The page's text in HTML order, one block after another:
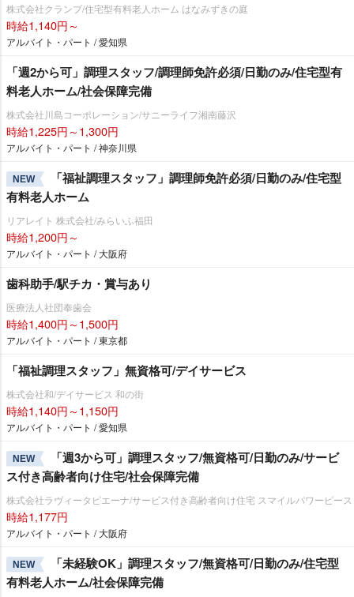
株式会社クランプ/住宅型有料老人ホーム はなみずきの庭
時給1,140円～
アルバイト・パート / 愛知県
「週2から可」調理スタッフ/調理師免許必須/日勤のみ/住宅型有
料老人ホーム/社会保障完備
株式会社川島コーポレーション/サニーライフ湘南藤沢
時給1,225円～1,300円
アルバイト・パート / 神奈川県
NEW
「福祉調理スタッフ」調理師免許必須/日勤のみ/住宅型
有料老人ホーム
リアレイト 株式会社/みらいふ福田
時給1,200円～
アルバイト・パート / 大阪府
歯科助手/駅チカ・賞与あり
医療法人社団奉歯会
時給1,400円～1,500円
アルバイト・パート / 東京都
「福祉調理スタッフ」無資格可/デイサービス
株式会社和/デイサービス 和の街
時給1,140円～1,150円
アルバイト・パート / 愛知県
NEW
「週3から可」調理スタッフ/無資格可/日勤のみ/サービ
ス付き高齢者向け住宅/社会保障完備
株式会社ラヴィータピエーナ/サービス付き高齢者向け住宅 スマイルパワーピース
時給1,177円
アルバイト・パート / 大阪府
NEW
「未経験OK」調理スタッフ/無資格可/日勤のみ/住宅型
有料老人ホーム/社会保障完備